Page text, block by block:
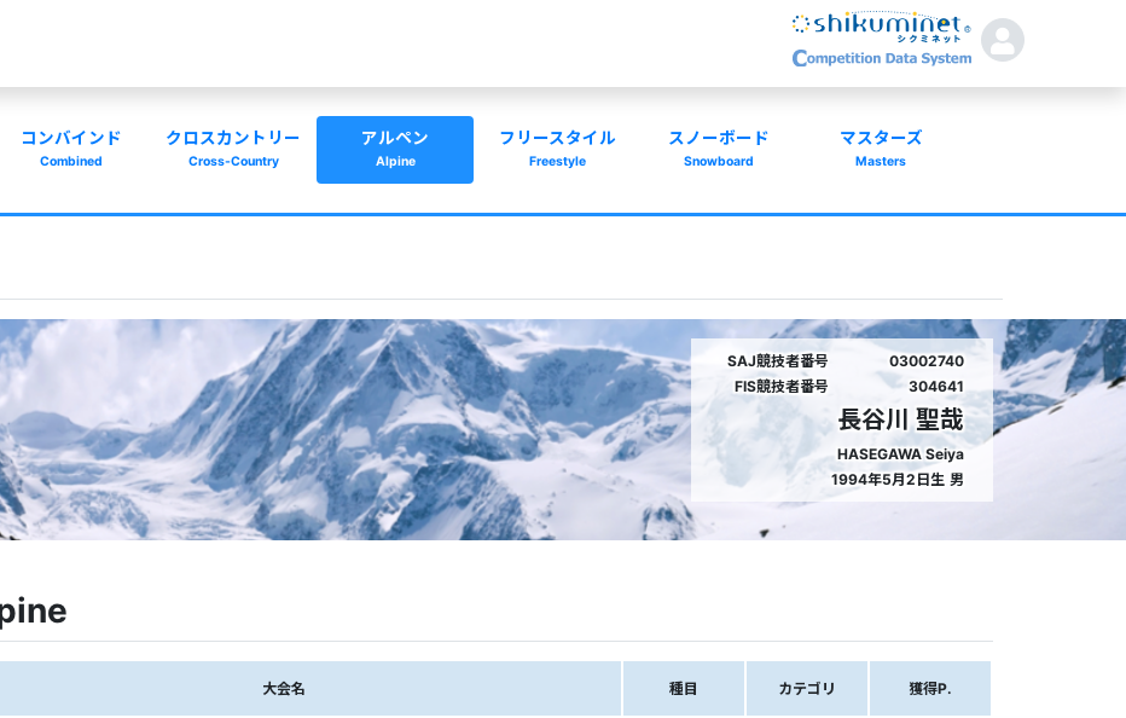
コンバインド
Combined
クロスカントリー
Cross-Country
アルペン
Alpine
フリースタイル
Freestyle
スノーボード
Snowboard
マスターズ
Masters
SAJ競技者番号
03002740
FIS競技者番号
304641
長谷川 聖哉
HASEGAWA Seiya
1994年5月2日生 男
大会名 種目 カテゴリ 獲得P.